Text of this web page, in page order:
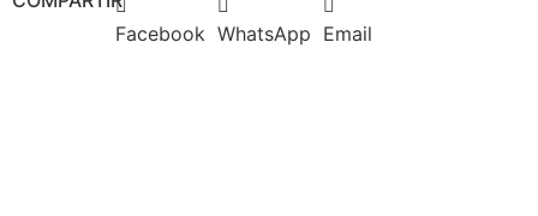
Facebook WhatsApp Email